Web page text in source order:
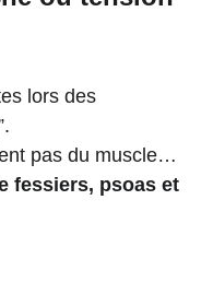
lors des
pas du muscle…
fessiers, psoas et